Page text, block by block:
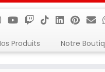
Produits Notre